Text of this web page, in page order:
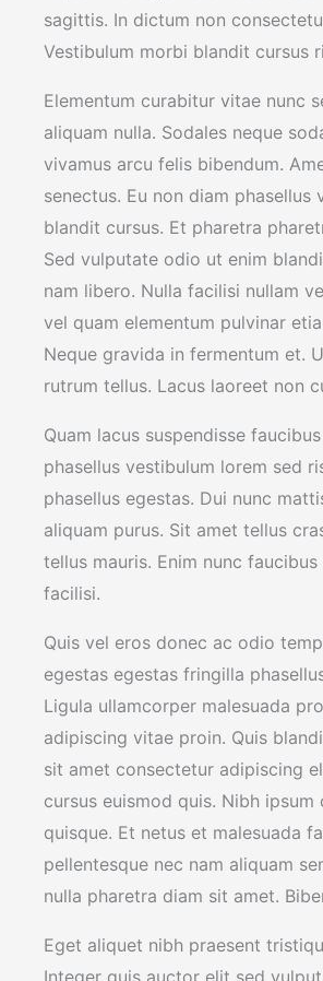
sagittis. In dictum non
Vestibulum morbi blandit cursus
Elementum curabitur vitae nunc
aliquam nulla. Sodales neque
vivamus arcu felis bibendum.
senectus. Eu non diam
blandit cursus. Et pharetra
Sed vulputate odio ut enim
nam libero. Nulla facilisi nullam
vel quam elementum pulvinar
Neque gravida in fermentum et.
rutrum tellus. Lacus laoreet non
Quam lacus suspendisse
phasellus vestibulum lorem sed
phasellus egestas. Dui nunc
aliquam purus. Sit amet tellus
tellus mauris. Enim nunc
facilisi.
Quis vel eros donec ac odio
egestas egestas fringilla
Ligula ullamcorper malesuada
adipiscing vitae proin. Quis
sit amet consectetur adipiscing
cursus euismod quis. Nibh
quisque. Et netus et malesuada
pellentesque nec nam aliquam
nulla pharetra diam sit amet.
Eget aliquet nibh praesent
Integer quis auctor elit sed